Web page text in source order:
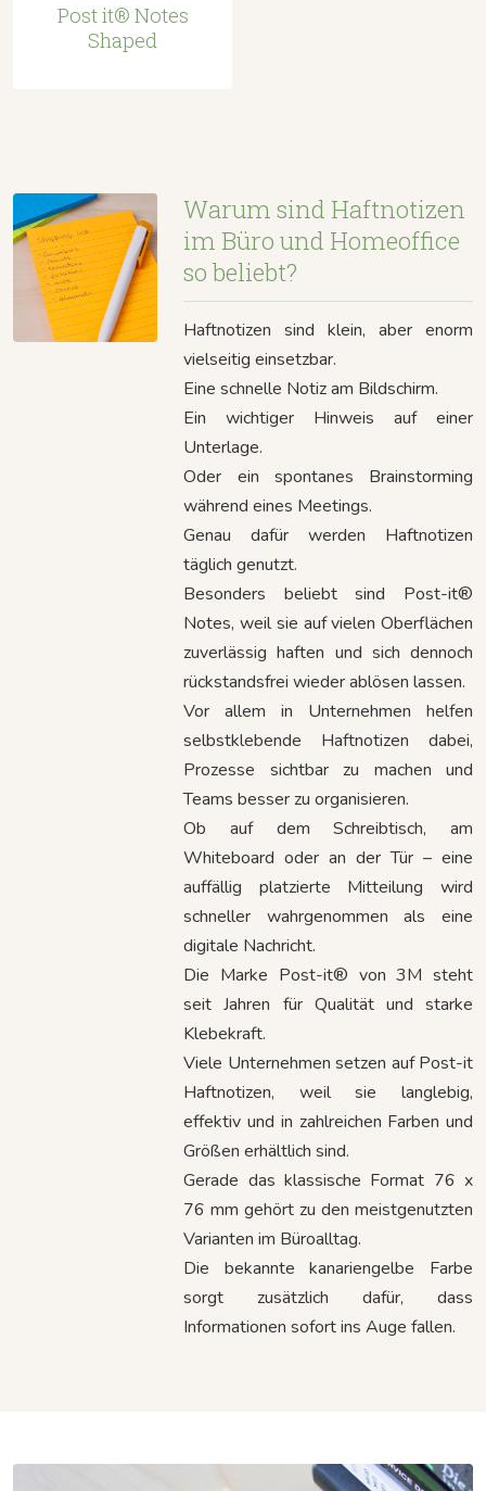
Post it® Notes
Shaped
Warum sind Haftnotizen
im Büro und Homeoffice
so beliebt?
Haftnotizen sind klein, aber enorm
vielseitig einsetzbar.
Eine schnelle Notiz am Bildschirm.
Ein wichtiger Hinweis auf einer
Unterlage.
Oder ein spontanes Brainstorming
während eines Meetings.
Genau dafür werden Haftnotizen
täglich genutzt.
Besonders beliebt sind Post-it®
Notes, weil sie auf vielen Oberflächen
zuverlässig haften und sich dennoch
rückstandsfrei wieder ablösen lassen.
Vor allem in Unternehmen helfen
selbstklebende Haftnotizen dabei,
Prozesse sichtbar zu machen und
Teams besser zu organisieren.
Ob auf dem Schreibtisch, am
Whiteboard oder an der Tür – eine
auffällig platzierte Mitteilung wird
schneller wahrgenommen als eine
digitale Nachricht.
Die Marke Post-it® von 3M steht
seit Jahren für Qualität und starke
Klebekraft.
Viele Unternehmen setzen auf Post-it
Haftnotizen, weil sie langlebig,
effektiv und in zahlreichen Farben und
Größen erhältlich sind.
Gerade das klassische Format 76 x
76 mm gehört zu den meistgenutzten
Varianten im Büroalltag.
Die bekannte kanariengelbe Farbe
sorgt zusätzlich dafür, dass
Informationen sofort ins Auge fallen.